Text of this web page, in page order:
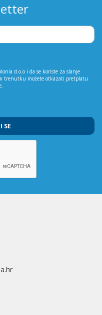
d.o.o i da se koriste za slanje
trenutku možete otkazati pretplatu
SE